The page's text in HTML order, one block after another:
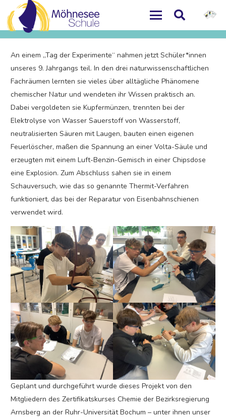
An einem „Tag der Experimente“ nahmen jetzt Schüler*innen
unseres 9. Jahrgangs teil. In den drei naturwissenschaftlichen
Fachräumen lernten sie vieles über alltägliche Phänomene
chemischer Natur und wendeten ihr Wissen praktisch an.
Dabei vergoldeten sie Kupfermünzen, trennten bei der
Elektrolyse von Wasser Sauerstoff von Wasserstoff,
neutralisierten Säuren mit Laugen, bauten einen eigenen
Feuerlöscher, maßen die Spannung an einer Volta-Säule und
erzeugten mit einem Luft-Benzin-Gemisch in einer Chipsdose
eine Explosion. Zum Abschluss sahen sie in einem
Schauversuch, wie das so genannte Thermit-Verfahren
funktioniert, das bei der Reparatur von Eisenbahnschienen
verwendet wird.
Geplant und durchgeführt wurde dieses Projekt von den
Mitgliedern des Zertifikatskurses Chemie der Bezirksregierung
Arnsberg an der Ruhr-Universität Bochum – unter ihnen unser